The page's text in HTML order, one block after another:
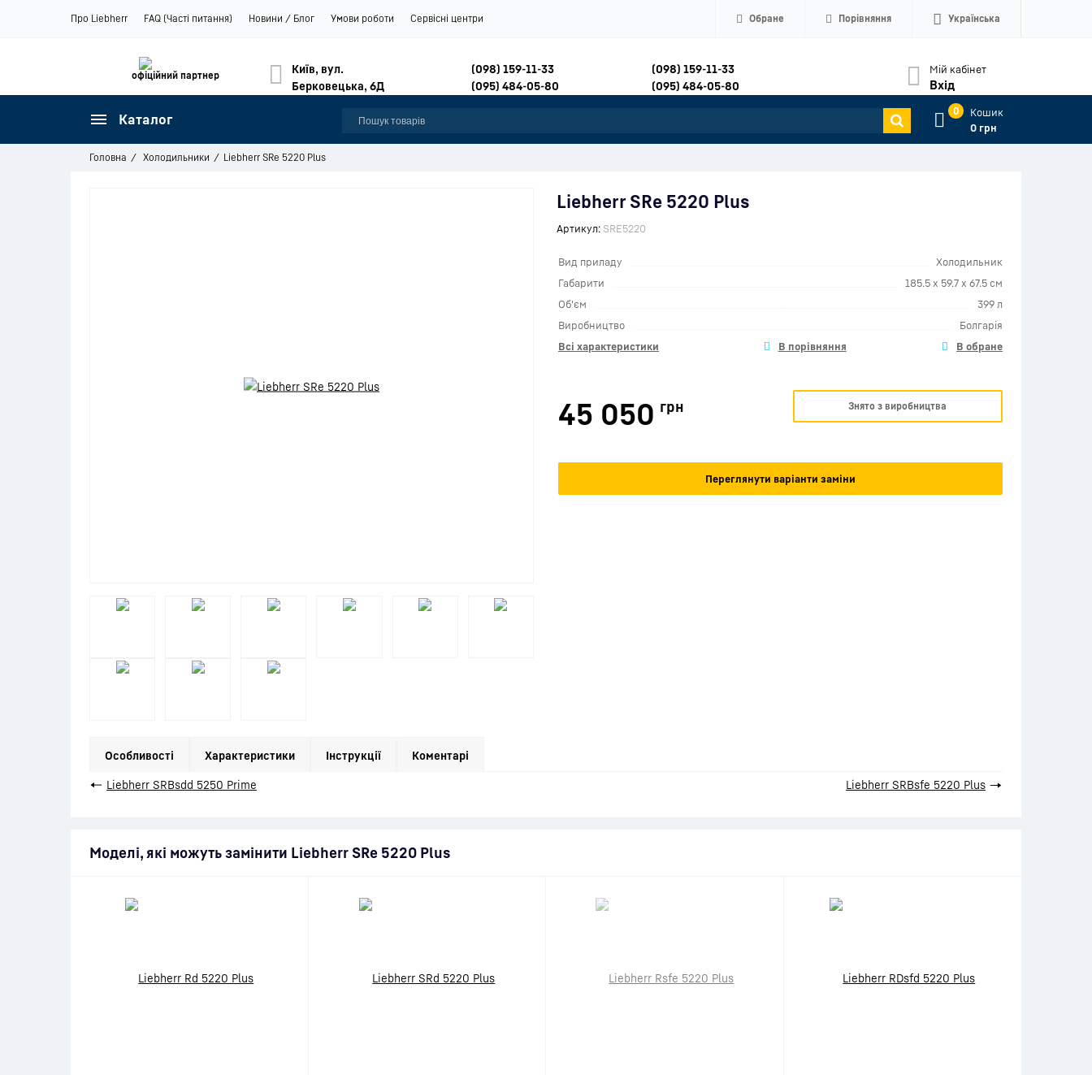
Про Liebherr FAQ (Часті питання) Новини / Блог Умови роботи Сервісні центри Обране Порівняння Українська
офіційний партнер Мій кабінет
Вхід
Київ, вул.
Берковецька, 6Д
(098) 159-11-33
(095) 484-05-80
(098) 159-11-33
(095) 484-05-80
0
Кошик
0 грн
Каталог
Головна Холодильники Liebherr SRe 5220 Plus
Liebherr SRe 5220 Plus
Артикул: SRE5220
Вид приладу
Холодильник
Габарити
185.5 x 59.7 x 67.5 см
Об'єм
399 л
Виробництво
Болгарія
Всі характеристики
45 050 грн Знято з виробництва
Переглянути варіанти заміни
Особливості Характеристики Інструкції Коментарі
← Liebherr SRBsdd 5250 Prime Liebherr SRBsfe 5220 Plus →
Моделі, які можуть замінити Liebherr SRe 5220 Plus